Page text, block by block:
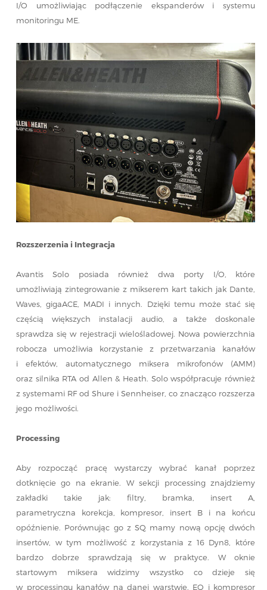
I/O umożliwiając podłączenie ekspanderów i systemu
monitoringu ME.
Rozszerzenia i Integracja
Avantis Solo posiada również dwa porty I/O, które
umożliwiają zintegrowanie z mikserem kart takich jak Dante,
Waves, gigaACE, MADI i innych. Dzięki temu może stać się
częścią większych instalacji audio, a także doskonale
sprawdza się w rejestracji wielośladowej. Nowa powierzchnia
robocza umożliwia korzystanie z przetwarzania kanałów
i efektów, automatycznego miksera mikrofonów (AMM)
oraz silnika RTA od Allen & Heath. Solo współpracuje również
z systemami RF od Shure i Sennheiser, co znacząco rozszerza
jego możliwości.
Processing
Aby rozpocząć pracę wystarczy wybrać kanał poprzez
dotknięcie go na ekranie. W sekcji processing znajdziemy
zakładki takie jak: filtry, bramka, insert A,
parametryczna korekcja, kompresor, insert B i na końcu
opóźnienie. Porównując go z SQ mamy nową opcję dwóch
insertów, w tym możliwość z korzystania z 16 Dyn8, które
bardzo dobrze sprawdzają się w praktyce. W oknie
startowym miksera widzimy wszystko co dzieje się
w processingu kanałów na danej warstwie. EQ i kompresor